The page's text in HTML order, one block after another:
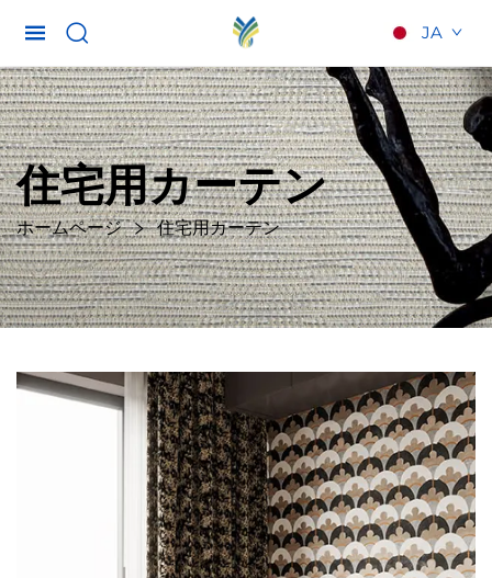
JA
住宅用カーテン
ホームページ 住宅用カーテン